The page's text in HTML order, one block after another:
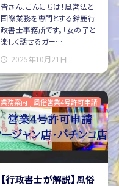
皆さん、こんにちは！風営法と
国際業務を専門とする鈴鹿行
政書士事務所です。「女の子と
楽しく話せるガー…
2025年10月21日
【行政書士が解説】風俗
業務案内 風俗営業4号許可申請